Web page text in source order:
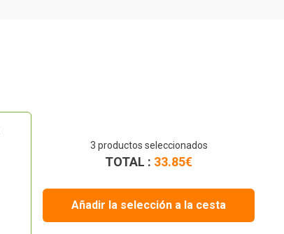
3 productos seleccionados
TOTAL : 33.85€
Añadir la selección a la cesta